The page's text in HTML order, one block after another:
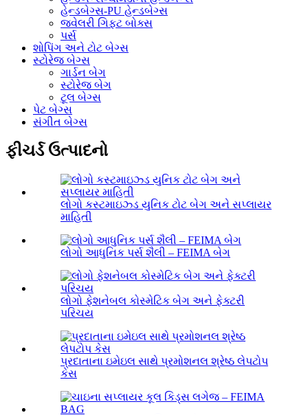
હેન્ડબેગ્સ-PU હેન્ડબેગ્સ
જ્વેલરી ગિફ્ટ બોક્સ
પર્સ
શોપિંગ અને ટોટ બેગ્સ
સ્ટોરેજ બેગ્સ
ગાર્ડન બેગ
સ્ટોરેજ બેગ
ટૂલ બેગ્સ
પેટ બેગ્સ
સંગીત બેગ્સ
ફીચર્ડ ઉત્પાદનો
લોગો કસ્ટમાઇઝ્ડ યુનિક ટોટ બેગ અને સપ્લાયર
માહિતી
લોગો આધુનિક પર્સ શૈલી – FEIMA બેગ
લોગો ફેશનેબલ કોસ્મેટિક બેગ અને ફેક્ટરી
પરિચય
પ્રદાતાના ઇમેઇલ સાથે પ્રમોશનલ શ્રેષ્ઠ લેપટોપ
કેસ